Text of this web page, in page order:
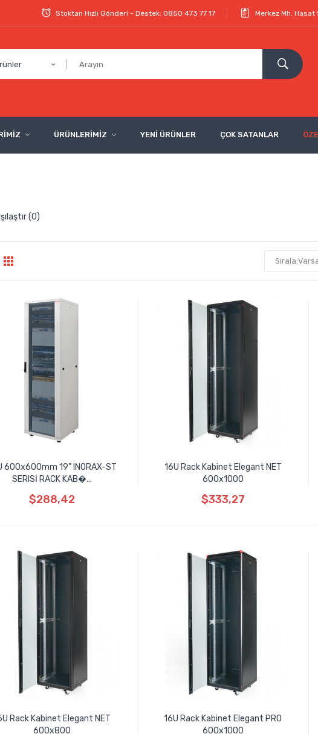
Stoktan Hızlı Gönderi - Destek: 0850 473 77 17 Merkez Mh. Hasat
ÜRÜNLERİMİZ YENİ ÜRÜNLER ÇOK SATANLAR
(0)
600x600mm 19" INORAX-ST
SERISİ RACK KAB�...
$288,42
16U Rack Kabinet Elegant NET
600x1000
$333,27
Rack Kabinet Elegant NET
600x800
16U Rack Kabinet Elegant PRO
600x1000